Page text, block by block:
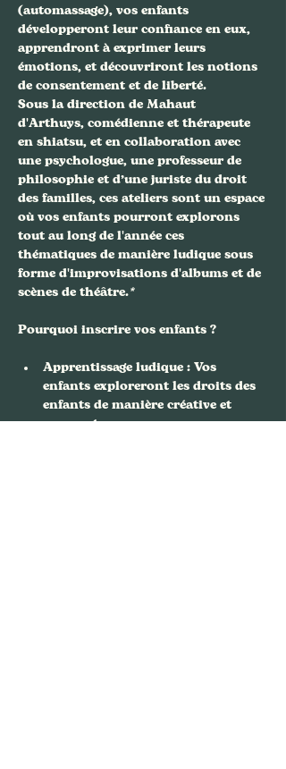
(automassage), vos enfants
développeront leur confiance en eux,
apprendront à exprimer leurs
émotions, et découvriront les notions
de consentement et de liberté.
Sous la direction de Mahaut
d'Arthuys, comédienne et thérapeute
en shiatsu, et en collaboration avec
une psychologue, une professeur de
philosophie et d’une juriste du droit
des familles, ces ateliers sont un espace
où vos enfants pourront explorons
tout au long de l'année ces
thématiques de manière ludique sous
forme d'improvisations d'albums et de
scènes de théâtre.*
Apprentissage ludique : Vos
enfants exploreront les droits des
enfants de manière créative et
amusante.